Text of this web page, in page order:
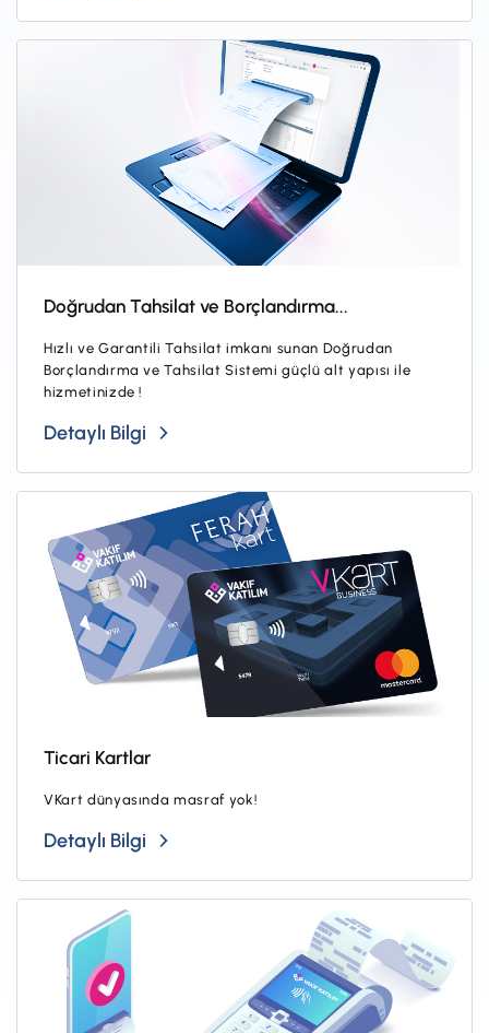
Doğrudan Tahsilat ve Borçlandırma...
Hızlı ve Garantili Tahsilat imkanı sunan Doğrudan
Borçlandırma ve Tahsilat Sistemi güçlü alt yapısı ile
hizmetinizde !
Detaylı Bilgi
Ticari Kartlar
VKart dünyasında masraf yok!
Detaylı Bilgi